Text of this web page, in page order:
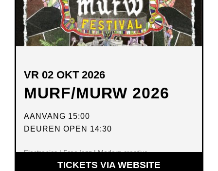
MURF/MURW 2026
VR 02 OKT 2026
AANVANG 15:00
DEUREN OPEN 14:30
Electronics | Free jazz | Modern creative
TICKETS VIA WEBSITE